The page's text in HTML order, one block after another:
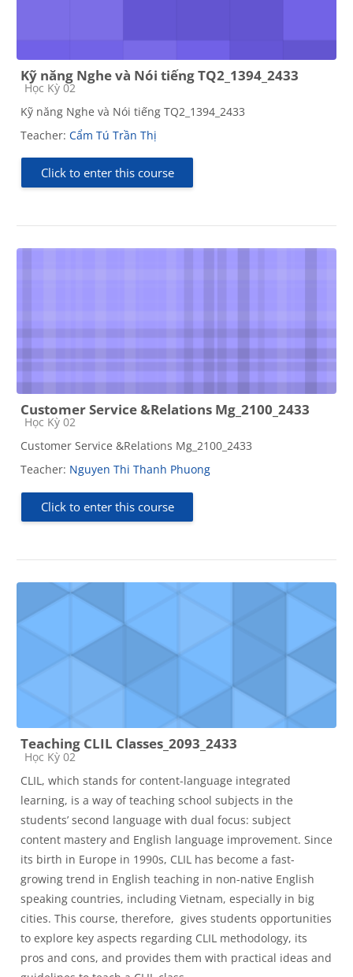
Kỹ năng Nghe và Nói tiếng TQ2_1394_2433
Course category
Học Kỳ 02
Kỹ năng Nghe và Nói tiếng TQ2_1394_2433
Teacher: Cẩm Tú Trần Thị
Click to enter this course
Customer Service &Relations Mg_2100_2433
Course category
Học Kỳ 02
Customer Service &Relations Mg_2100_2433
Teacher: Nguyen Thi Thanh Phuong
Click to enter this course
Teaching CLIL Classes_2093_2433
Course category
Học Kỳ 02
CLIL, which stands for content-language integrated
learning, is a way of teaching school subjects in the
students’ second language with dual focus: subject
content mastery and English language improvement. Since
its birth in Europe in 1990s, CLIL has become a fast-
growing trend in English teaching in non-native English
speaking countries, including Vietnam, especially in big
cities. This course, therefore, gives students opportunities
to explore key aspects regarding CLIL methodology, its
pros and cons, and provides them with practical ideas and